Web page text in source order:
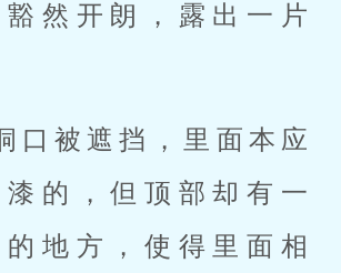
然开朗，露出一片
口被遮挡，里面本应
的，但顶部却有一
地方，使得里面相